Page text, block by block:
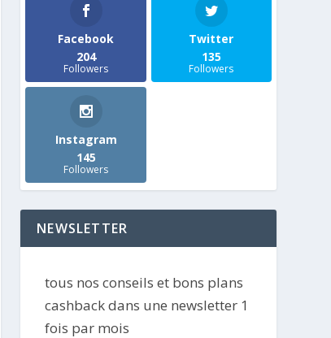
Facebook
204
Followers
Twitter
135
Followers
Instagram
145
Followers
NEWSLETTER
tous nos conseils et bons plans
cashback dans une newsletter 1
fois par mois